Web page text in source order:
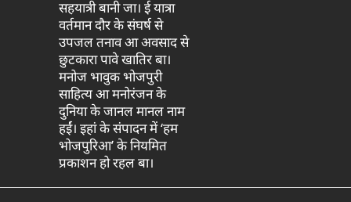
सहयात्री बानी जा। ई यात्रा
वर्तमान दौर के संघर्ष से
उपजल तनाव आ अवसाद से
छुटकारा पावे खातिर बा।
मनोज भावुक भोजपुरी
साहित्य आ मनोरंजन के
दुनिया के जानल मानल नाम
हईं। इहां के संपादन में ‘हम
भोजपुरिआ’ के नियमित
प्रकाशन हो रहल बा।